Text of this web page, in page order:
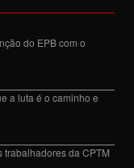
do EPB com o
a luta é o caminho e
trabalhadores da CPTM